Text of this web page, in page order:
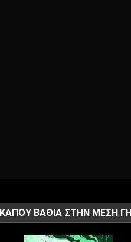
ΚΑΠΟΥ ΒΑΘΙΑ ΣΤΗΝ ΜΕΣΗ ΓΗ